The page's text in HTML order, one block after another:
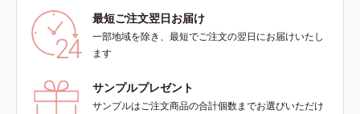
最短ご注文翌日お届け
一部地域を除き、最短でご注文の翌日にお届けいたし
ます
サンプルプレゼント
サンプルはご注文商品の合計個数までお選びいただけ